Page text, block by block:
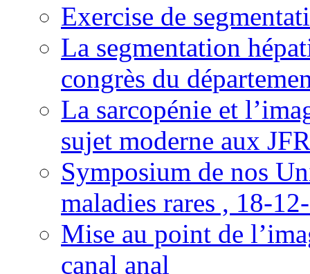
Exercise de
La segmentation
congrès du
La sarcopénie et
sujet moderne aux
Symposium de nos
maladies rares , 18-
Mise au point de
canal anal